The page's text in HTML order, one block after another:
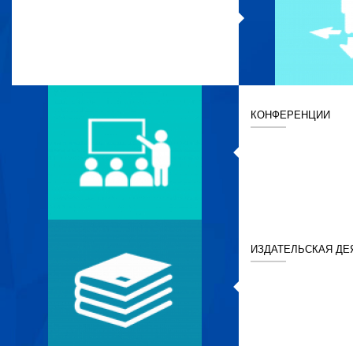
КОНФЕРЕНЦИИ
ИЗДАТЕЛЬСКАЯ